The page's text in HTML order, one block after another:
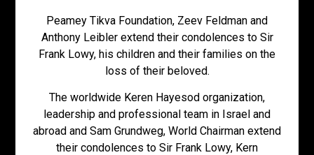
Peamey Tikva Foundation, Zeev Feldman and
Anthony Leibler extend their condolences to Sir
Frank Lowy, his children and their families on the
loss of their beloved.
The worldwide Keren Hayesod organization,
leadership and professional team in Israel and
abroad and Sam Grundweg, World Chairman extend
their condolences to Sir Frank Lowy, Kern